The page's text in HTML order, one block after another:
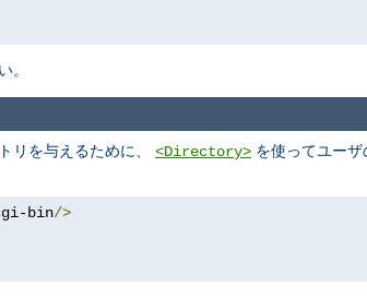
。
リを与えるために、 <Directory> を使ってユー
bin/>